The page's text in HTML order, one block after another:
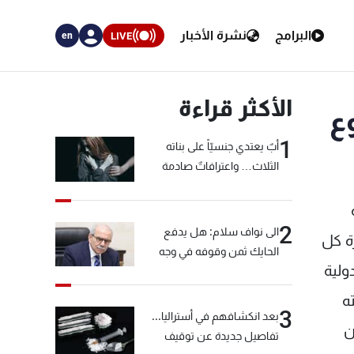
البرامج نشرة الأخبار LIVE
en
كل
الأكثر قراءة
1أبٌ يعتدي جنسيّاً على بناته
الثلاث… واعترافاتٌ صادمة
2الى نواف سلام: هل يدفع
الحايك ثمن وقوفه في وجه
3بعد انكشافهم في أستراليا...
تفاصيل جديدة عن توقيف